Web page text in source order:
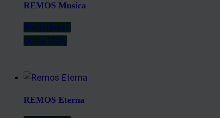
REMOS Musica
Weiterlesen
Quick View
REMOS Eterna